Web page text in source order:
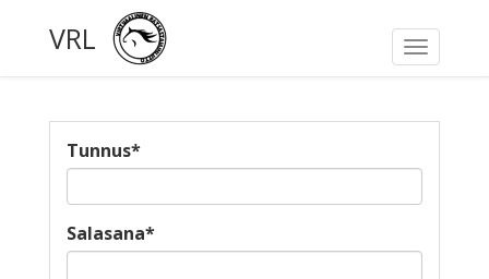
Toggle
VRL
Tunnus*
Salasana*